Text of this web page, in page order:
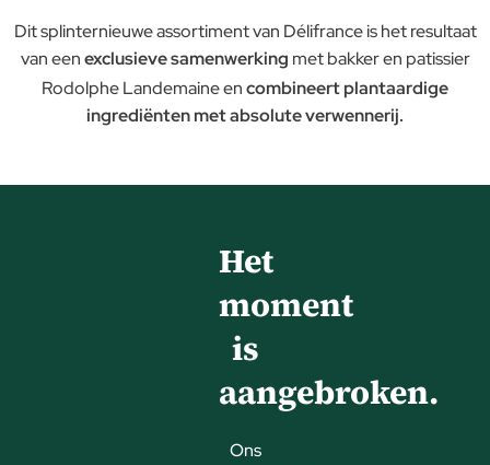
Dit splinternieuwe assortiment van Délifrance is het resultaat
van eenexclusieve samenwerking met bakker en patissier
Rodolphe Landemaine encombineert plantaardige
ingrediënten met absolute verwennerij.
Het
moment
is
aangebroken.
Ons